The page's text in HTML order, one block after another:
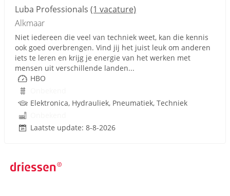
Luba Professionals (1 vacature)
Alkmaar
Niet iedereen die veel van techniek weet, kan die kennis
ook goed overbrengen. Vind jij het juist leuk om anderen
iets te leren en krijg je energie van het werken met
mensen uit verschillende landen...
HBO
Elektronica, Hydrauliek, Pneumatiek, Techniek
Laatste update: 8-8-2026